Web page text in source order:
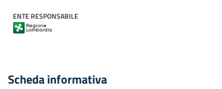
ENTE RESPONSABILE
Scheda informativa